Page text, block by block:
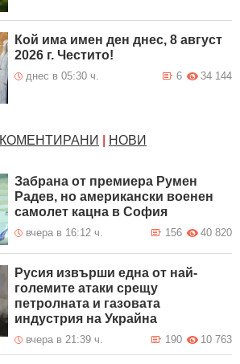
Кой има имен ден днес, 8 август
2026 г. Честито!
днес в 05:30 ч. 34 144
6
КОМЕНТИРАНИ НОВИ
Забрана от премиера Румен
Радев, но американски военен
самолет кацна в София
вчера в 16:12 ч. 40 820
156
Русия извърши една от най-
големите атаки срещу
петролната и газовата
индустрия на Украйна
вчера в 21:39 ч. 10 763
190